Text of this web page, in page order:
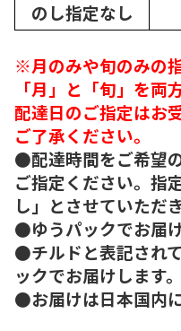
のし指定なし
※月のみや旬のみの
「月」と「旬」を両
配達日のご指定はお
ご了承ください。
●配達時間をご希望
ご指定ください。指
し」とさせていただき
●ゆうパックでお届け
●チルドと表記され
ックでお届けします。
●お届けは日本国内に